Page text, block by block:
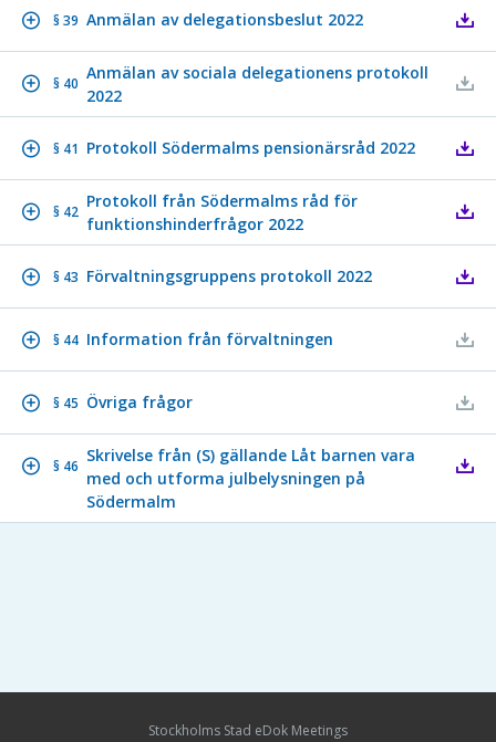
§ 39 Anmälan av delegationsbeslut 2022
§ 40
Anmälan av sociala delegationens protokoll
2022
§ 41 Protokoll Södermalms pensionärsråd 2022
§ 42
Protokoll från Södermalms råd för
funktionshinderfrågor 2022
§ 43 Förvaltningsgruppens protokoll 2022
§ 44 Information från förvaltningen
§ 45 Övriga frågor
§ 46
Skrivelse från (S) gällande Låt barnen vara
med och utforma julbelysningen på
Södermalm
Stockholms Stad eDok Meetings